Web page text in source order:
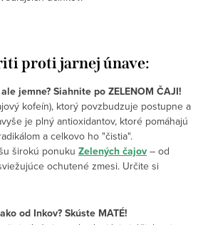
proti jarnej únave:
jemne? Siahnite po ZELENOM ČAJI!
kofeín), ktorý povzbudzuje postupne a
je plný antioxidantov, ktoré pomáhajú
a celkovo ho "čistia".
širokú ponuku Zelených čajov – od
ochutené zmesi. Určite si
od Inkov? Skúste MATÉ!